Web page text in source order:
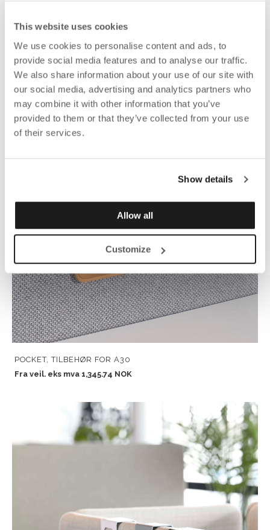
This website uses cookies
We use cookies to personalise content and ads, to
provide social media features and to analyse our traffic.
We also share information about your use of our site with
our social media, advertising and analytics partners who
may combine it with other information that you’ve
provided to them or that they’ve collected from your use
of their services.
Show details
Allow all
Customize
POCKET, TILBEHØR FOR A30
Fra veil. eks mva 1,345.74 NOK